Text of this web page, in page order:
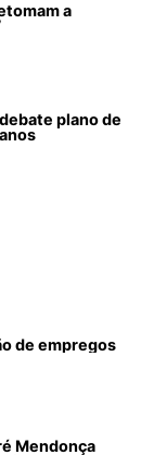
a
plano de
de empregos
Mendonça